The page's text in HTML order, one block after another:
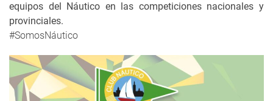
equipos del Náutico en las competiciones nacionales y
provinciales.
#SomosNáutico